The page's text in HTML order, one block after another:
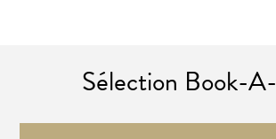
Sélection Book-